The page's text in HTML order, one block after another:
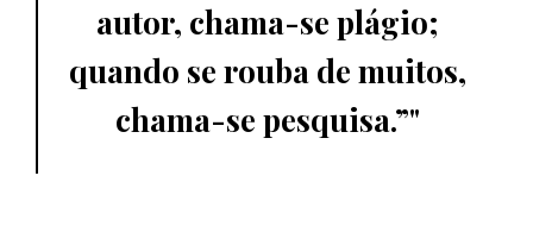
autor, chama-se plágio;
quando se rouba de muitos,
chama-se pesquisa.”